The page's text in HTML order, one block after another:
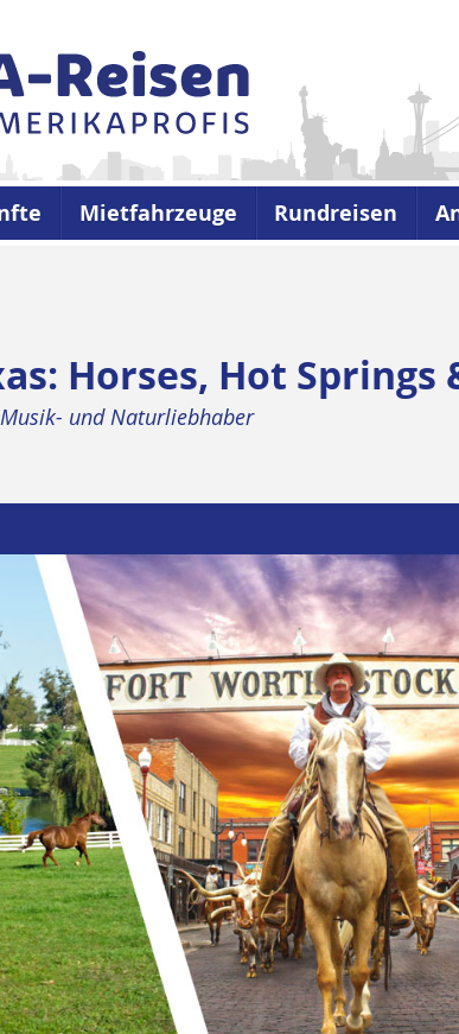
Mietfahrzeuge Rundreisen
Horses, Hot Springs
und Naturliebhaber